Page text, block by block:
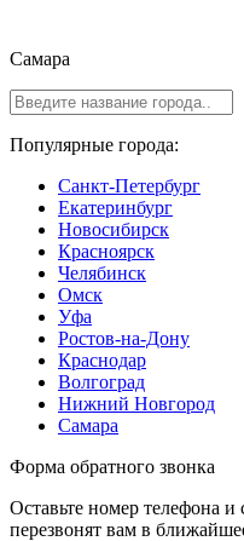
Самара
Популярные города:
Санкт-Петербург
Екатеринбург
Новосибирск
Красноярск
Челябинск
Омск
Уфа
Ростов-на-Дону
Краснодар
Волгоград
Нижний Новгород
Самара
Форма обратного звонка
Оставьте номер телефона и
перезвонят вам в